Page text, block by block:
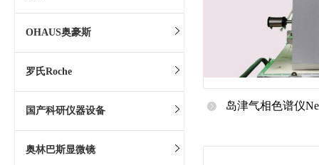
岛津气相色谱仪
OHAUS奥豪斯
罗氏Roche
国产科研仪器设备
奥林巴斯显微镜